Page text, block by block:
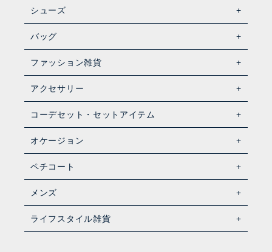
シューズ
バッグ
ファッション雑貨
アクセサリー
コーデセット・セットアイテム
オケージョン
ペチコート
メンズ
ライフスタイル雑貨